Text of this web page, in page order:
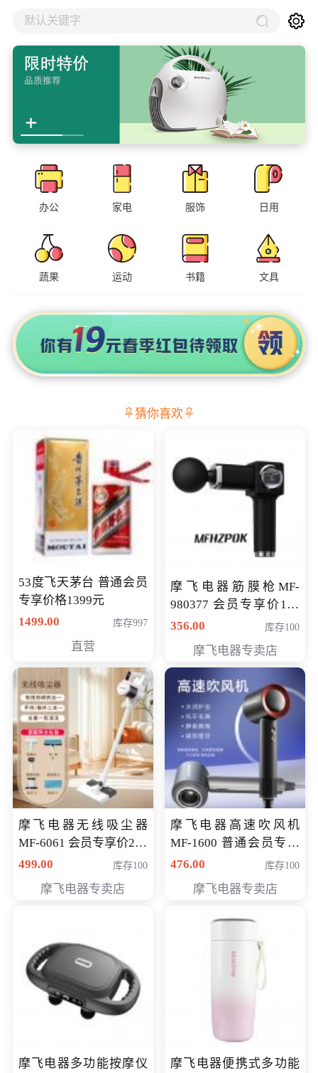
默认关键字
办公 家电 服饰 日用
蔬果 运动 书籍 文具
猜你喜欢
53度飞天茅台 普通会员
专享价格1399元
1499.00
库存997
直营
摩飞电器筋膜枪MF-
980377 会员专享价199
元
356.00 库存100
摩飞电器专卖店
摩飞电器无线吸尘器
MF-6061 会员专享价299
元
499.00 库存100
摩飞电器专卖店
摩飞电器高速吹风机
MF-1600 普通会员专享
价298元
476.00 库存100
摩飞电器专卖店
摩飞电器多功能按摩仪
摩飞电器便携式多功能